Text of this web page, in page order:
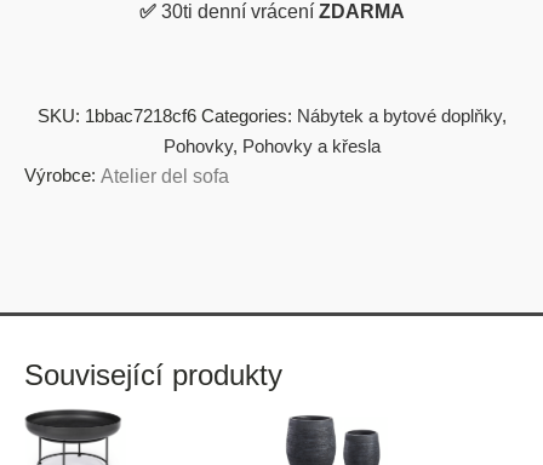
✅ 30ti denní vrácení ZDARMA
SKU: 1bbac7218cf6 Categories: Nábytek a bytové doplňky,
Pohovky, Pohovky a křesla
Výrobce: Atelier del sofa
Související produkty